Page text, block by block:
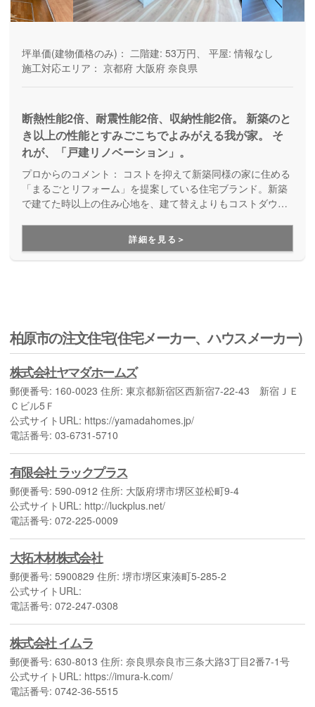
坪単価(建物価格のみ)： 二階建: 53万円、 平屋: 情報なし
施工対応エリア： 京都府 大阪府 奈良県
断熱性能2倍、耐震性能2倍、収納性能2倍。 新築のと
き以上の性能とすみごこちでよみがえる我が家。 そ
れが、「戸建リノベーション」。
プロからのコメント： コストを抑えて新築同様の家に住める
「まるごとリフォーム」を提案している住宅ブランド。新築
で建てた時以上の住み心地を、建て替えよりもコストダウン
関係にも強く、物件探しや資金計画の段階から手厚くサポー
詳細を見る＞
柏原市の注文住宅(住宅メーカー、ハウスメーカー)
株式会社ヤマダホームズ
郵便番号: 160-0023 住所: 東京都新宿区西新宿7-22-43 新宿ＪＥ
Ｃビル5Ｆ
公式サイトURL: https://yamadahomes.jp/
電話番号: 03-6731-5710
有限会社 ラックプラス
郵便番号: 590-0912 住所: 大阪府堺市堺区並松町9-4
公式サイトURL: http://luckplus.net/
電話番号: 072-225-0009
大拓木材株式会社
郵便番号: 5900829 住所: 堺市堺区東湊町5-285-2
公式サイトURL:
電話番号: 072-247-0308
株式会社 イムラ
郵便番号: 630-8013 住所: 奈良県奈良市三条大路3丁目2番7-1号
公式サイトURL: https://imura-k.com/
電話番号: 0742-36-5515